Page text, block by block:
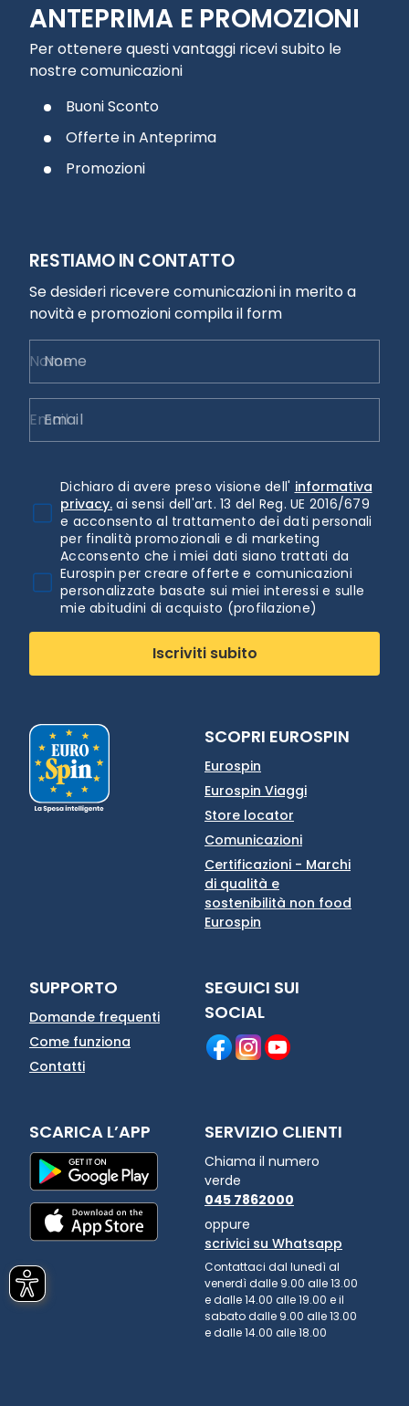
ANTEPRIMA E PROMOZIONI
Per ottenere questi vantaggi ricevi subito le
nostre comunicazioni
Buoni Sconto
Offerte in Anteprima
Promozioni
RESTIAMO IN CONTATTO
Se desideri ricevere comunicazioni in merito a
novità e promozioni compila il form
Nome
Email
Dichiaro di avere preso visione dell' informativa
privacy. ai sensi dell'art. 13 del Reg. UE 2016/679
e acconsento al trattamento dei dati personali
per finalità promozionali e di marketing
Acconsento che i miei dati siano trattati da
Eurospin per creare offerte e comunicazioni
personalizzate basate sui miei interessi e sulle
mie abitudini di acquisto (profilazione)
Iscriviti subito
SCOPRI EUROSPIN
Eurospin
Eurospin Viaggi
Store locator
Comunicazioni
Certificazioni - Marchi
di qualità e
sostenibilità non food
Eurospin
SUPPORTO
Domande frequenti
Come funziona
Contatti
SEGUICI SUI
SOCIAL
SCARICA L’APP SERVIZIO CLIENTI
Chiama il numero
verde
045 7862000
oppure
scrivici su Whatsapp
Contattaci dal lunedì al
venerdì dalle 9.00 alle 13.00
e dalle 14.00 alle 19.00 e il
sabato dalle 9.00 alle 13.00
e dalle 14.00 alle 18.00